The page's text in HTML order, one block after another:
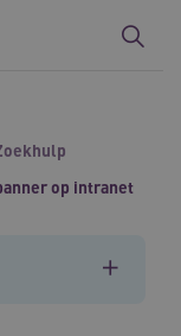
op intranet